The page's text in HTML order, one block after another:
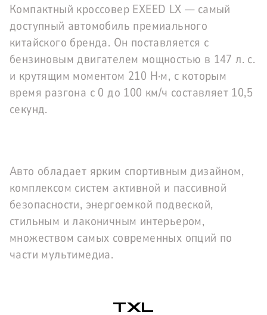
Компактный кроссовер EXEED LX — самый
доступный автомобиль премиального
китайского бренда. Он поставляется с
бензиновым двигателем мощностью в 147 л. с.
и крутящим моментом 210 Н·м, с которым
время разгона с 0 до 100 км/ч составляет 10,5
секунд.
Авто обладает ярким спортивным дизайном,
комплексом систем активной и пассивной
безопасности, энергоемкой подвеской,
стильным и лаконичным интерьером,
множеством самых современных опций по
части мультимедиа.
TXL